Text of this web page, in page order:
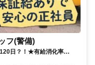
フ(警備)
日？！★有給消化率